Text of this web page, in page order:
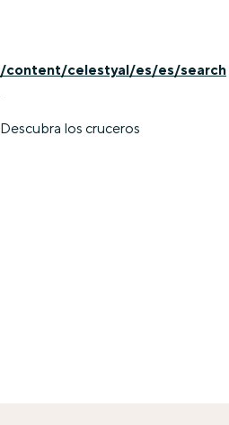
/content/celestyal/es/es/search
Descubra los cruceros